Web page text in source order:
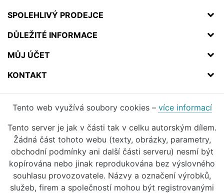
SPOLEHLIVÝ PRODEJCE
DŮLEŽITÉ INFORMACE
MŮJ ÚČET
KONTAKT
Tento web využívá soubory cookies – více informací
Tento server je jak v části tak v celku autorským dílem.
Žádná část tohoto webu (texty, obrázky, parametry,
obchodní podmínky ani další části serveru) nesmí být
kopírována nebo jinak reprodukována bez výslovného
souhlasu provozovatele. Názvy a označení výrobků,
služeb, firem a společností mohou být registrovanými